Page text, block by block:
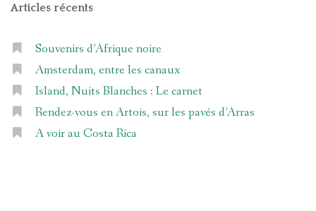
Articles récents
Souvenirs d’Afrique noire
Amsterdam, entre les canaux
Island, Nuits Blanches : Le carnet
Rendez-vous en Artois, sur les pavés d’Arras
A voir au Costa Rica